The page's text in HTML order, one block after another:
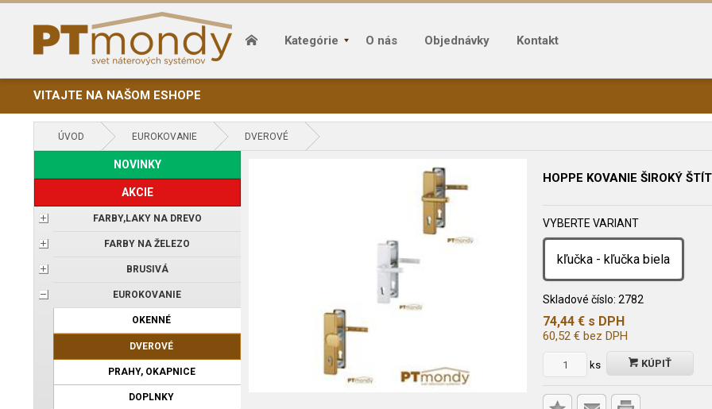
Kategórie O nás Objednávky Kontakt
VITAJTE NA NAŠOM ESHOPE
ÚVOD EUROKOVANIE DVEROVÉ
NOVINKY
AKCIE
FARBY,LAKY NA DREVO
FARBY NA ŽELEZO
BRUSIVÁ
EUROKOVANIE
OKENNÉ
DVEROVÉ
PRAHY, OKAPNICE
DOPLNKY
HOPPE KOVANIE ŠIROKÝ
VYBERTE VARIANT
kľučka - kľučka biela
Skladové číslo: 2782
74,44 € s DPH
60,52 € bez DPH
ks KÚPIŤ